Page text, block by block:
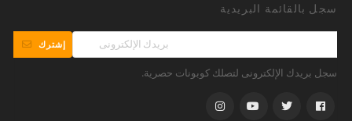
سجل بالقائمة البريدية
إشترك
سجل بريدك الإلكترونى لتصلك كوبونات حصرية.